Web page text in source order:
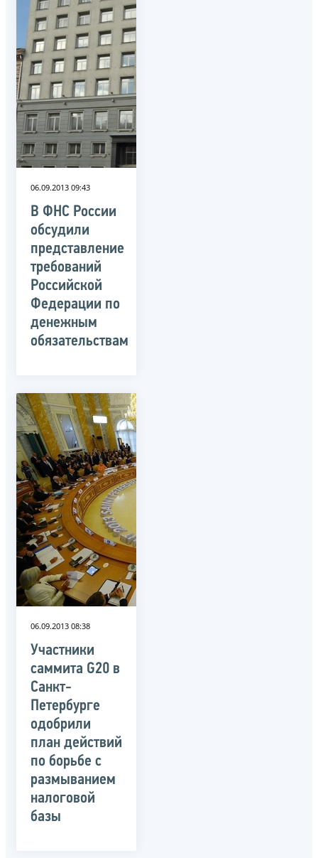
06.09.2013 09:43
В ФНС России
обсудили
представление
требований
Российской
Федерации по
денежным
обязательствам
06.09.2013 08:38
Участники
саммита G20 в
Санкт-
Петербурге
одобрили
план действий
по борьбе с
размыванием
налоговой
базы